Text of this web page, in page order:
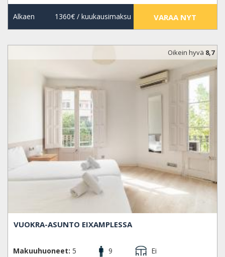
Alkaen 1360€/ kuukausimaksu VARAA NYT
Oikein hyvä 8,7
VUOKRA-ASUNTO EIXAMPLESSA
Makuuhuoneet: 5 9
Ei